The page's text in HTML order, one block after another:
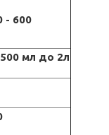
- 600
мл до 2л